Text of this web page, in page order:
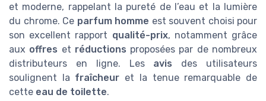
et moderne, rappelant la pureté de l’eau et la lumière
du chrome. Ce parfum homme est souvent choisi pour
son excellent rapport qualité-prix, notamment grâce
aux offres et réductions proposées par de nombreux
distributeurs en ligne. Les avis des utilisateurs
soulignent la fraîcheur et la tenue remarquable de
cette eau de toilette.